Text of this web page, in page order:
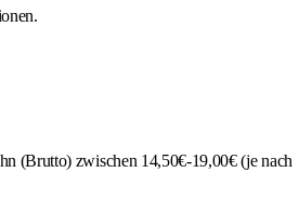
(Brutto) zwischen 14,50€-19,00€ (je nach